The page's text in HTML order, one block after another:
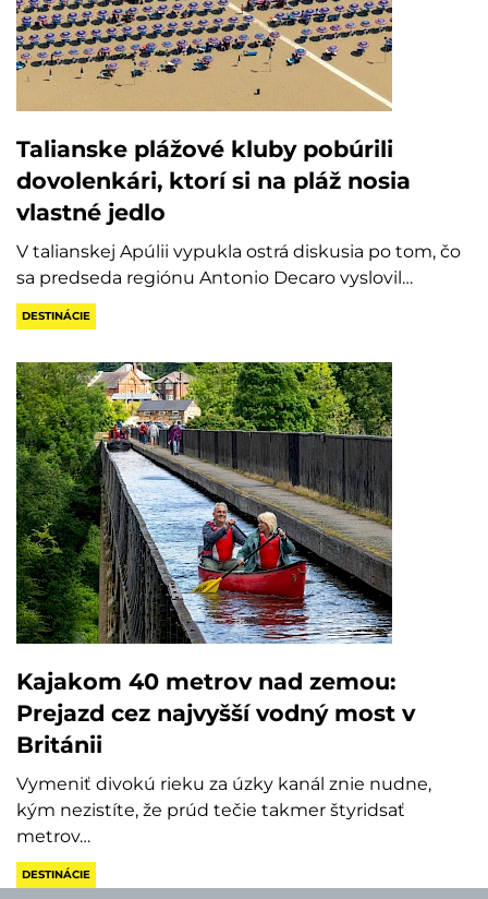
Talianske plážové kluby pobúrili
dovolenkári, ktorí si na pláž nosia
vlastné jedlo
V talianskej Apúlii vypukla ostrá diskusia po tom, čo
sa predseda regiónu Antonio Decaro vyslovil…
DESTINÁCIE
Kajakom 40 metrov nad zemou:
Prejazd cez najvyšší vodný most v
Británii
Vymeniť divokú rieku za úzky kanál znie nudne,
kým nezistíte, že prúd tečie takmer štyridsať
metrov…
DESTINÁCIE